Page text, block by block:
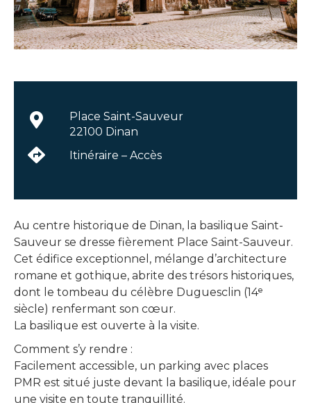
Au centre historique de Dinan, la basilique Saint-
Sauveur se dresse fièrement Place Saint-Sauveur.
Cet édifice exceptionnel, mélange d’architecture
romane et gothique, abrite des trésors historiques,
dont le tombeau du célèbre Duguesclin (14ᵉ
siècle) renfermant son cœur.
La basilique est ouverte à la visite.
Comment s’y rendre :
Facilement accessible, un parking avec places
PMR est situé juste devant la basilique, idéale pour
une visite en toute tranquillité.
Place Saint-Sauveur
22100 Dinan
Itinéraire – Accès